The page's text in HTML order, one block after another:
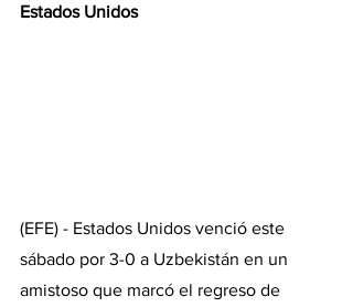
Estados Unidos
(EFE) - Estados Unidos venció este
sábado por 3-0 a Uzbekistán en un
amistoso que marcó el regreso de